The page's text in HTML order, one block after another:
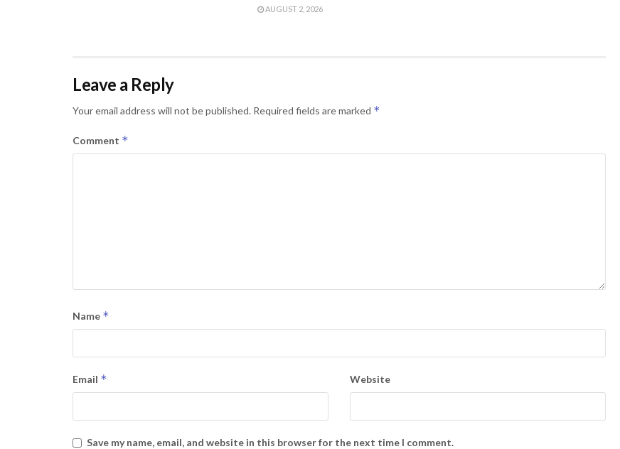
AUGUST 2, 2026
Leave a Reply
Your email address will not be published. Required fields are marked *
Comment *
Name *
Email * Website
Save my name, email, and website in this browser for the next time I comment.